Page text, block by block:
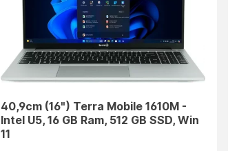
40,9cm (16") Terra Mobile 1610M -
Intel U5, 16 GB Ram, 512 GB SSD, Win
11